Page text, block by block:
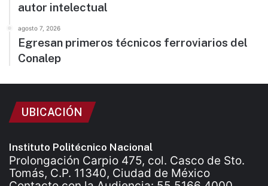
autor intelectual
agosto 7, 2026
Egresan primeros técnicos ferroviarios del
Conalep
UBICACIÓN
Instituto Politécnico Nacional
Prolongación Carpio 475, col. Casco de Sto.
Tomás, C.P. 11340, Ciudad de México